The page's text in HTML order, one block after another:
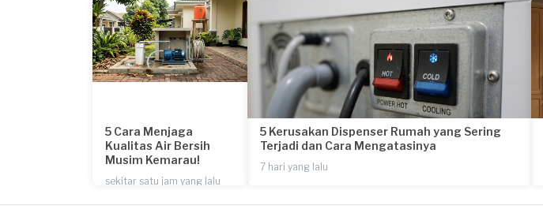
5 Cara Menjaga
Kualitas Air Bersih
Musim Kemarau!
sekitar satu jam yang lalu
5 Kerusakan Dispenser Rumah yang Sering
Terjadi dan Cara Mengatasinya
7 hari yang lalu